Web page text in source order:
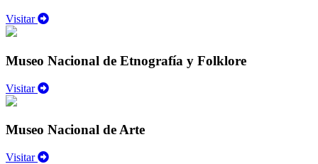
Visitar
Museo Nacional de Etnografía y Folklore
Visitar
Museo Nacional de Arte
Visitar